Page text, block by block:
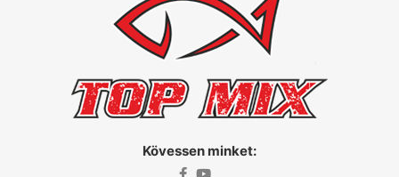
Kövessen minket: